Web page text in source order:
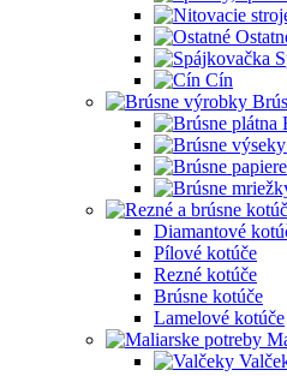
Cín
Diamantové
Pílové kotúče
Rezné kotúče
Brúsne kotúče
Lamelové kotúče